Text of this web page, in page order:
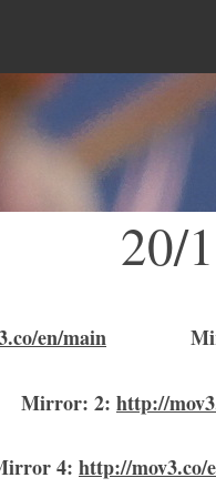
20/
en/main
Mirror: 2: http://
4: http://mov3.co/